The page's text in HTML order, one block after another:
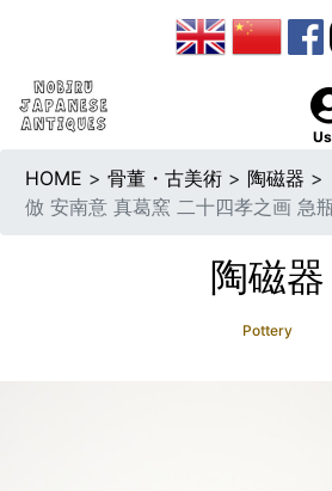
HOME > 骨董・古美術 > 陶磁器 >
倣 安南意 真葛窯 二十四孝之画
陶磁器
Pottery